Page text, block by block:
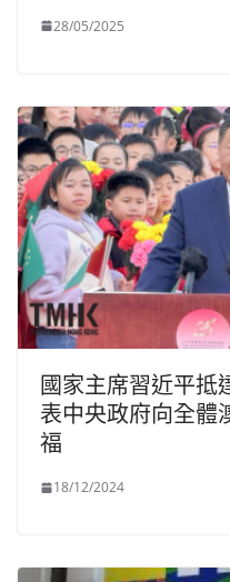
28/05/2025
國家主席習近平抵
表中央政府向全體
福
18/12/2024